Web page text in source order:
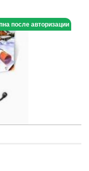
после авторизации